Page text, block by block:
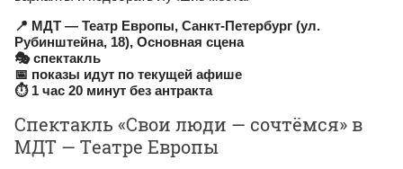
📍 МДТ — Театр Европы, Санкт‑Петербург (ул.
Рубинштейна, 18), Основная сцена
🎭 спектакль
📅 показы идут по текущей афише
⏱ 1 час 20 минут без антракта
Спектакль «Свои люди — сочтёмся» в
МДТ — Театре Европы